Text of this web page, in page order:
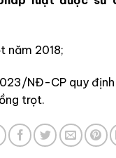
năm 2018;
NĐ-CP quy
trọt.